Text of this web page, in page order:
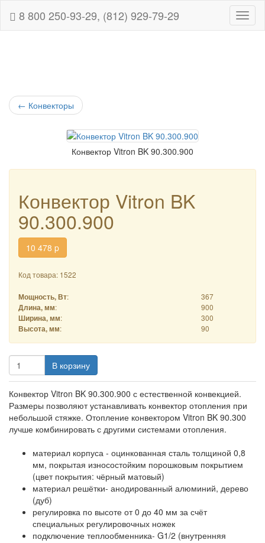
8 800 250-93-29, (812) 929-79-29
← Конвекторы
Конвектор Vitron BK 90.300.900
Конвектор Vitron BK
90.300.900
10 478 p
Код товара: 1522
Мощность, Вт:
367
Длина, мм:
900
Ширина, мм:
300
Высота, мм: 90
В корзину
Конвектор Vitron BK 90.300.900 с естественной конвекцией.
Размеры позволяют устанавливать конвектор отопления при
небольшой стяжке. Отопление конвектором Vitron BK 90.300
лучше комбинировать с другими системами отопления.
материал корпуса - оцинкованная сталь толщиной 0,8
мм, покрытая износостойким порошковым покрытием
(цвет покрытия: чёрный матовый)
материал решётки- анодированный алюминий, дерево
(дуб)
регулировка по высоте от 0 до 40 мм за счёт
специальных регулировочных ножек
подключение теплообменника- G1/2 (внутренняя